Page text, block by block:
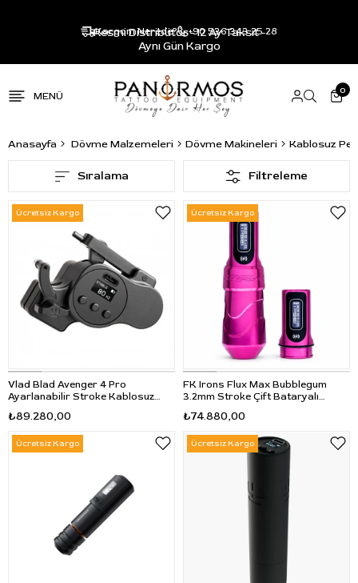
Resmi Distribütör - 12 Ay Taksit -
Aynı Gün Kargo
Kargom Nerede? +90 536 343 25 28
0
Anasayfa Dövme Malzemeleri Dövme Makineleri Kablosuz
Filtreleme
Sıralama
Vlad Blad Avenger 4 Pro
Ayarlanabilir Stroke Kablosuz
Grip - Siyah
₺89.280,00
Ücretsiz Kargo
FK Irons Flux Max Bubblegum
3.2mm Stroke Çift Bataryalı
Pembe
₺74.880,00
Ücretsiz Kargo
Ücretsiz Kargo Ücretsiz Kargo